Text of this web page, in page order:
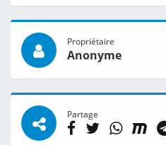
Propriétaire
Anonyme
Partage